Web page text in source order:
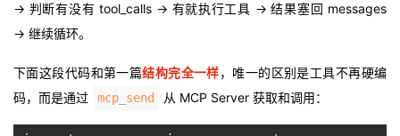
→ 判断有没有 tool_calls → 有就执行工具 → 结果塞回 messages
→ 继续循环。
下面这段代码和第一篇结构完全一样，唯一的区别是工具不再硬编
码，而是通过
mcp_send 从 MCP Server 获取和调用：